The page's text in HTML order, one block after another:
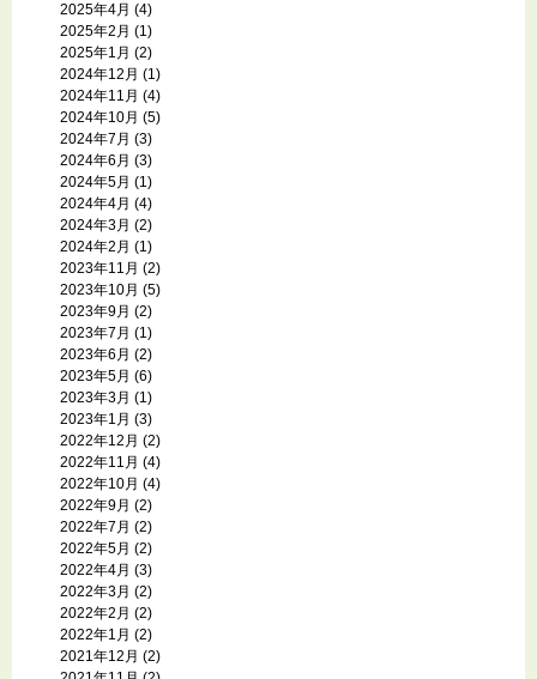
2025年4月 (4)
2025年2月 (1)
2025年1月 (2)
2024年12月 (1)
2024年11月 (4)
2024年10月 (5)
2024年7月 (3)
2024年6月 (3)
2024年5月 (1)
2024年4月 (4)
2024年3月 (2)
2024年2月 (1)
2023年11月 (2)
2023年10月 (5)
2023年9月 (2)
2023年7月 (1)
2023年6月 (2)
2023年5月 (6)
2023年3月 (1)
2023年1月 (3)
2022年12月 (2)
2022年11月 (4)
2022年10月 (4)
2022年9月 (2)
2022年7月 (2)
2022年5月 (2)
2022年4月 (3)
2022年3月 (2)
2022年2月 (2)
2022年1月 (2)
2021年12月 (2)